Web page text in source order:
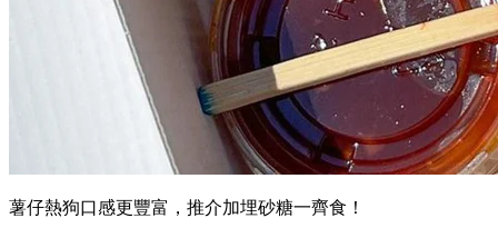
薯仔熱狗口感更豐富，推介加埋砂糖一齊食！